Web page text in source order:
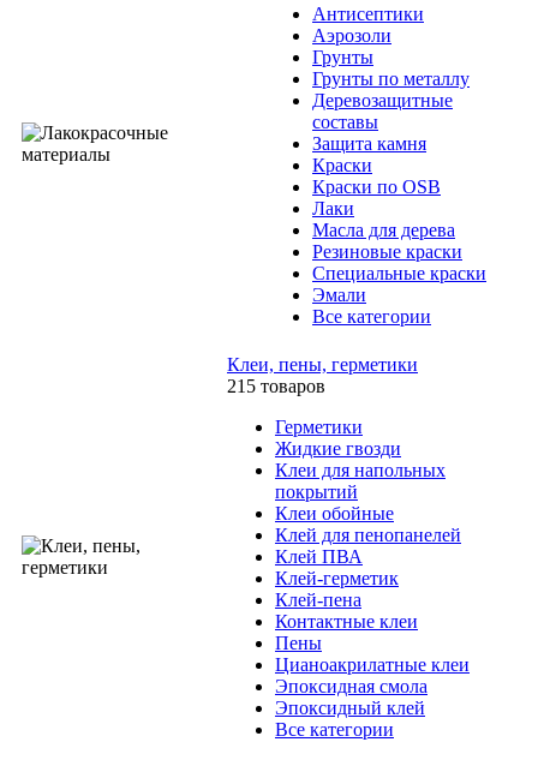
Антисептики
Аэрозоли
Грунты
Грунты по металлу
Деревозащитные
составы
Защита камня
Краски
Краски по OSB
Лаки
Масла для дерева
Резиновые краски
Специальные краски
Эмали
Все категории
Клеи, пены, герметики
215 товаров
Герметики
Жидкие гвозди
Клеи для напольных
покрытий
Клеи обойные
Клей для пенопанелей
Клей ПВА
Клей-герметик
Клей-пена
Контактные клеи
Пены
Цианоакрилатные клеи
Эпоксидная смола
Эпоксидный клей
Все категории